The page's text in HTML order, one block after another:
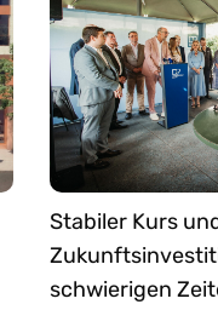
Stabiler Kurs
schwierigen